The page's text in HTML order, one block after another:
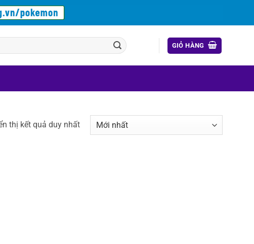
GIỎ HÀNG
thị kết quả duy nhất